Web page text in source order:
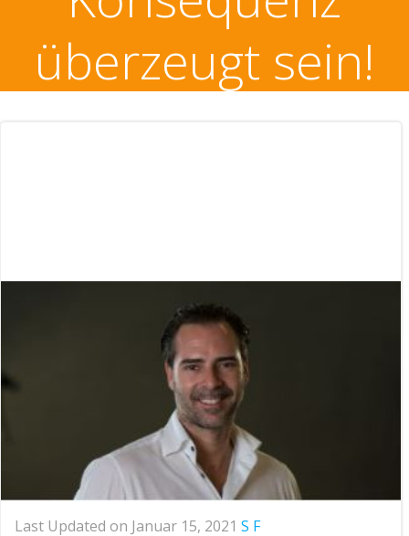
überzeugt sein!
Last Updated on Januar 15, 2021 S F